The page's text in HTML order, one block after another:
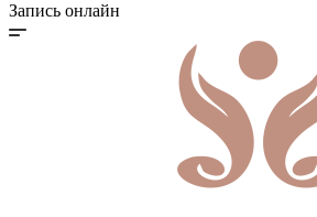
Запись онлайн